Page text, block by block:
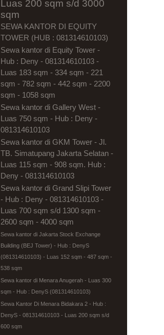
Luas 200 sqm s/d 3000
sqm
SEWA KANTOR DI EQUITY
TOWER (HUB : 081314610103)
Sewa kantor di Equity Tower -
Hub : Deny - 081314610103 -
Luas 183 sqm - 334 sqm - 221
sqm - 782 sqm - 442 sqm - 2200
sqm - 1058 sqm
Sewa kantor di Gallery West -
Luas 750 sqm - Hub : Deny -
081314610103
Sewa kantor di GKM Tower - Jl.
TB. Simatupang Jakarta Selatan -
Luas 115 sqm - 908 sqm. Hub :
Deny - 081314610103
Sewa kantor di Grand Slipi Tower
- Hub : Deny - 081314610103 -
Luas 700 sqm s/d 1300 sqm -
2600 sqm - 4000 sqm
Sewa kantor di Jakarta Stock Exchange
Building (BEJ Tower) - Hub : DenyS
(081314610103) - Luas 152 sqm - 487 sqm -
538 sqm
Sewa kantor di Menara Anugerah - Luas 300
sqm - Hub : DenyS (081314610103)
Sewa Kantor Di Menara Bidakara 2 - Hub :
DenyS - 081314610103 - Luas 200 sqm s/d
600 sqm